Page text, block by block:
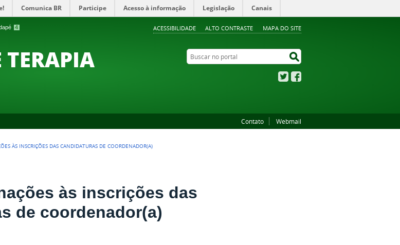
4 ACESSIBILIDADE ALTO CONTRASTE MAPA DO SITE
Comunica BR Participe Acesso à informação Legislação Canais
TERAPIA Buscar no portal
Twitter
Contato Webmail
ÀS INSCRIÇÕES DAS CANDIDATURAS DE COORDENADOR(A)
às inscrições das
de coordenador(a)